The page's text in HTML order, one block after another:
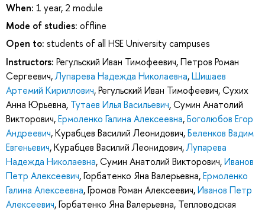
When: 1 year, 2 module
Mode of studies: offline
Open to: students of all HSE University campuses
Instructors: Регульский Иван Тимофеевич,Петров Роман
Сергеевич,Лупарева Надежда Николаевна,Шишаев
Артемий Кириллович,Регульский Иван Тимофеевич,Сухих
Анна Юрьевна, Тутаев Илья Васильевич,Сумин Анатолий
Викторович,Ермоленко Галина Алексеевна,Боголюбов Егор
Андреевич,Курабцев Василий Леонидович,Беленков Вадим
Евгеньевич,Курабцев Василий Леонидович,Лупарева
Надежда Николаевна,Сумин Анатолий Викторович,Иванов
Петр Алексеевич,Горбатенко Яна Валерьевна,Ермоленко
Галина Алексеевна,Громов Роман Алексеевич,Иванов Петр
Алексеевич,Горбатенко Яна Валерьевна, Тепловодская